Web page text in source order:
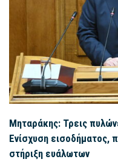
Μηταράκης: Τρεις
Ενίσχυση εισοδήματος,
στήριξη ευάλωτων